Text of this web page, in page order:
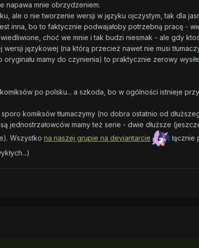
napawa mnie obrzydzeniem.
ale o nie tworzenie wersji w języku ojczystym, tak dla
inna, bo to faktycznie podwajałoby potrzebną pracę -
choć we mnie i tak budzi niesmak - ale gdy
językowej (na którą przecież nawet nie musi
mamy do czynienia) to praktycznie zerowy
po polsku... a szkoda, bo w ogólności istnieje
komiksów tłumaczymy (no dobra ostatnio od
jednostrzałowców mamy też serie - dwie dłuższe
Wszystko na naszej grupie na deviantarcie
łącznie